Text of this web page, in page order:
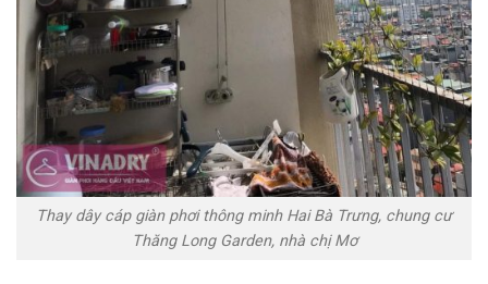
Thay dây cáp giàn phơi thông minh Hai Bà Trưng, chung cư
Thăng Long Garden, nhà chị Mơ